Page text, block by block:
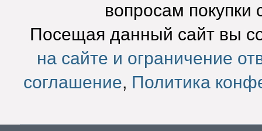
вопросам покупки
Посещая данный сайт вы
на сайте и ограничение
соглашение, Политика